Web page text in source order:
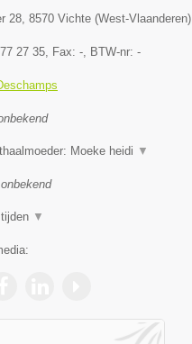
28, 8570 Vichte (West-Vlaanderen)
27 35, Fax: -, BTW-nr: -
Moeke heidi ▼
▼